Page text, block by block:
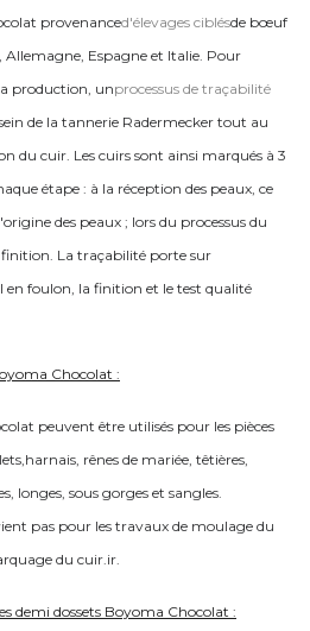
provenanced'élevages ciblésde bœuf
Espagne et Italie. Pour
production, unprocessus de traçabilité
de la tannerie Radermecker tout au
du cuir. Les cuirs sont ainsi marqués à 3
étape : à la réception des peaux, ce
des peaux ; lors du processus du
finition. La traçabilité porte sur
foulon, la finition et le test qualité
Chocolat :
peuvent être utilisés pour les pièces
rênes de mariée, têtières,
longes, sous gorges et sangles.
pas pour les travaux de moulage du
du cuir.ir.
demi dossets Boyoma Chocolat :